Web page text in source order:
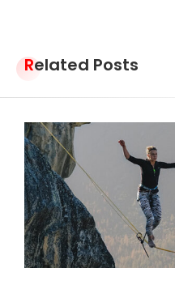
Related Posts